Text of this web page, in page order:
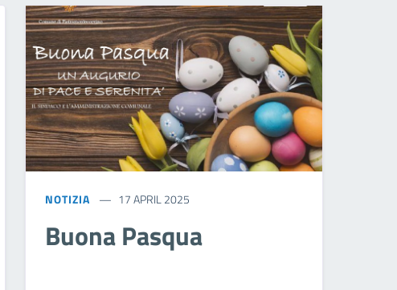
NOTIZIA 17 APRIL 2025
Buona Pasqua